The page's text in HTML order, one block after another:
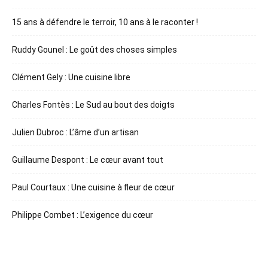
15 ans à défendre le terroir, 10 ans à le raconter !
Ruddy Gounel : Le goût des choses simples
Clément Gely : Une cuisine libre
Charles Fontès : Le Sud au bout des doigts
Julien Dubroc : L’âme d’un artisan
Guillaume Despont : Le cœur avant tout
Paul Courtaux : Une cuisine à fleur de cœur
Philippe Combet : L’exigence du cœur